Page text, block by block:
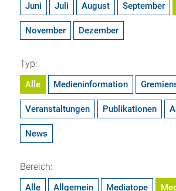
Juni Juli August September
November Dezember
Typ:
Alle Medieninformation
Veranstaltungen Publikationen
News
Bereich:
Alle Allgemein Mediatope